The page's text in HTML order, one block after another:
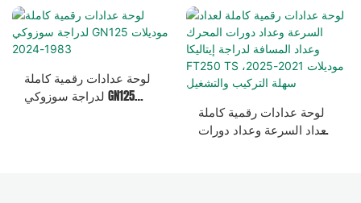
200 و EK Owen 150cc
لوحة عدادات رقمية كاملة
لدراجة سوزوكي GN125
لوحة عدادات رقمية كاملة
لعداد السرعة وعداد دورات